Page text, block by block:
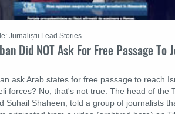
Did NOT Ask For Free Passage To
ask Arab states for free passage to reach
forces? No, that's not true: The head of the
Suhail Shaheen, told a group of journalists
Jurnaliștii Lead Stories